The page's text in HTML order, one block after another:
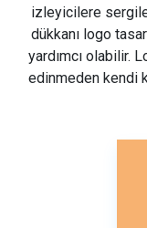
izleyicilere
dükkanı logo
yardımcı olabilir.
edinmeden kendi